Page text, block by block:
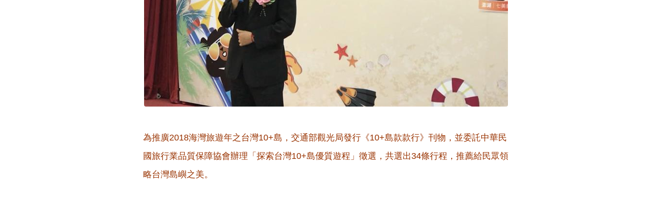
為推廣2018海灣旅遊年之台灣10+島，交通部觀光局發行《10+島款款行》刊物，並委託中華民
國旅行業品質保障協會辦理「探索台灣10+島優質遊程」徵選，共選出34條行程，推薦給民眾領
略台灣島嶼之美。